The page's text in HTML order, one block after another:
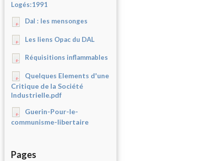
Logés:1991
Dal : les mensonges
Les liens Opac du DAL
Réquisitions inflammables
Quelques Elements d'une
Critique de la Société
Industrielle.pdf
Guerin-Pour-le-
communisme-libertaire
Pages